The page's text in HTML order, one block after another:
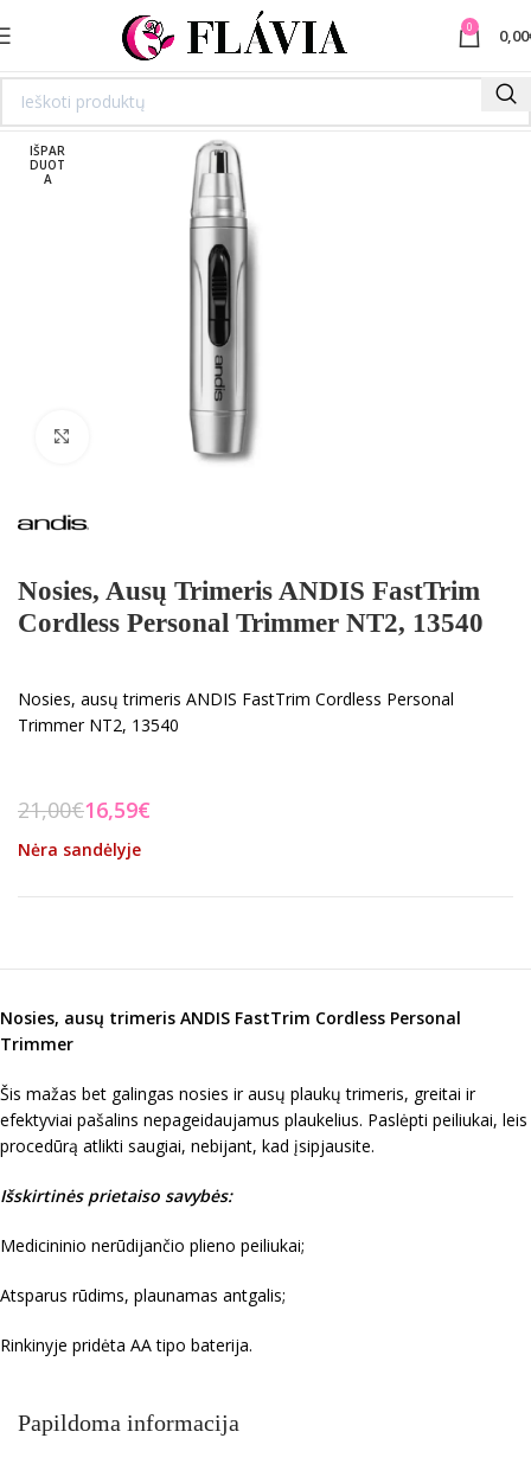
0 0,00
IŠPAR
DUOT
A
Spustelėkite norėdami padidinti
Nosies, Ausų Trimeris ANDIS FastTrim
Cordless Personal Trimmer NT2, 13540
Nosies, ausų trimeris ANDIS FastTrim Cordless Personal
Trimmer NT2, 13540
21,00€16,59€
Nėra sandėlyje
Nosies, ausų trimeris ANDIS FastTrim Cordless Personal
Trimmer
Šis mažas bet galingas nosies ir ausų plaukų trimeris, greitai ir
efektyviai pašalins nepageidaujamus plaukelius. Paslėpti peiliukai, leis
procedūrą atlikti saugiai, nebijant, kad įsipjausite.
Išskirtinės prietaiso savybės:
Medicininio nerūdijančio plieno peiliukai;
Atsparus rūdims, plaunamas antgalis;
Rinkinyje pridėta AA tipo baterija.
Papildoma informacija